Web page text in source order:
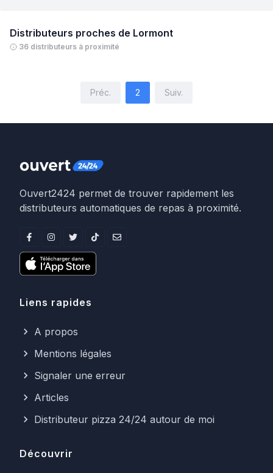
Distributeurs proches de Lormont
36 distributeurs à proximité
Préc. 2 Suiv.
Ouvert2424 permet de trouver rapidement les
distributeurs automatiques de repas à proximité.
Liens rapides
A propos
Mentions légales
Signaler une erreur
Articles
Distributeur pizza 24/24 autour de moi
Découvrir